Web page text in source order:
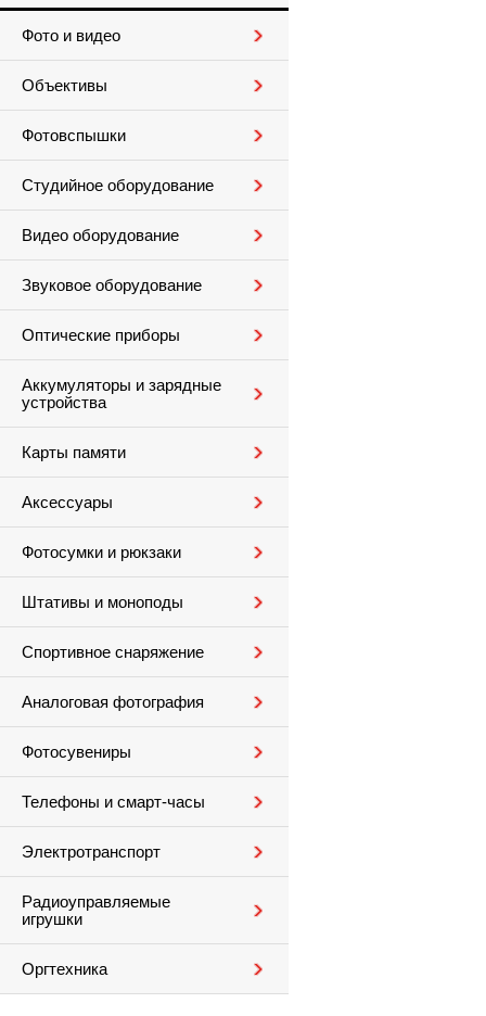
Фото и видео
Объективы
Фотовспышки
Студийное оборудование
Видео оборудование
Звуковое оборудование
Оптические приборы
Аккумуляторы и зарядные
устройства
Карты памяти
Аксессуары
Фотосумки и рюкзаки
Штативы и моноподы
Спортивное снаряжение
Аналоговая фотография
Фотосувениры
Телефоны и смарт-часы
Электротранспорт
Радиоуправляемые
игрушки
Оргтехника